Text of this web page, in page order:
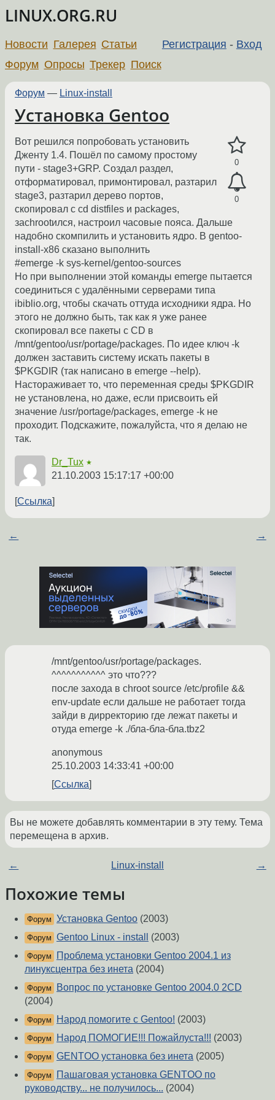
LINUX.ORG.RU
Регистрация - Вход
Новости Галерея Статьи
Форум Опросы Трекер Поиск
Форум — Linux-install
Установка Gentoo
0
0
Вот решился попробовать установить
Дженту 1.4. Пошёл по самому простому
пути - stage3+GRP. Создал раздел,
отформатировал, примонтировал, разтарил
stage3, разтарил дерево портов,
скопировал с cd distfiles и packages,
заchrootился, настроил часовые пояса. Дальше
надобно скомпилить и установить ядро. В gentoo-
install-x86 сказано выполнить
#emerge -k sys-kernel/gentoo-sources
Но при выполнении этой команды emerge пытается
соединиться с удалёнными серверами типа
ibiblio.org, чтобы скачать оттуда исходники ядра. Но
этого не должно быть, так как я уже ранее
скопировал все пакеты с CD в
/mnt/gentoo/usr/portage/packages. По идее ключ -k
должен заставить систему искать пакеты в
$PKGDIR (так написано в emerge --help).
Настораживает то, что переменная среды $PKGDIR
не установлена, но даже, если присвоить ей
значение /usr/portage/packages, emerge -k не
проходит. Подскажите, пожалуйста, что я делаю не
так.
Dr_Tux ★
21.10.2003 15:17:17 +00:00
Ссылка
← →
/mnt/gentoo/usr/portage/packages.
^^^^^^^^^^^ это что???
после захода в chroot source /etc/profile &&
env-update если дальше не работает тогда
зайди в дирректорию где лежат пакеты и
отуда emerge -k ./бла-бла-бла.tbz2
anonymous
25.10.2003 14:33:41 +00:00
Ссылка
Вы не можете добавлять комментарии в эту тему. Тема
перемещена в архив.
← Linux-install →
Похожие темы
Форум Установка Gentoo (2003)
Форум Gentoo Linux - install (2003)
Форум
Проблема установки Gentoo 2004.1 из
линуксцентра без инета (2004)
Форум
Вопрос по установке Gentoo 2004.0 2CD
(2004)
Форум Народ помогите с Gentoo! (2003)
Форум Народ ПОМОГИЕ!!! Пожайлуста!!! (2003)
Форум GENTOO установка без инета (2005)
Форум
Пашаговая установка GENTOO по
руководству... не получилось... (2004)